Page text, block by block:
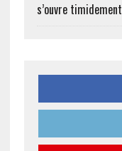
s’ouvre timidement